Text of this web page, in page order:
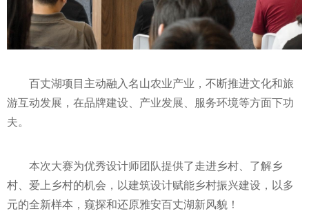
百丈湖项目主动融入名山农业产业，不断推进文化和旅
游互动发展，在品牌建设、产业发展、服务环境等方面下功
夫。
本次大赛为优秀设计师团队提供了走进乡村、了解乡
村、爱上乡村的机会，以建筑设计赋能乡村振兴建设，以多
元的全新样本，窥探和还原雅安百丈湖新风貌！